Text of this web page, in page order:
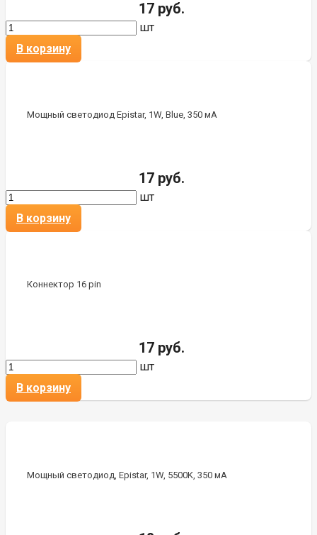
17 руб.
шт
В корзину
Мощный светодиод Epistar, 1W, Blue, 350 мА
17 руб.
шт
В корзину
Коннектор 16 pin
17 руб.
шт
В корзину
Мощный светодиод, Epistar, 1W, 5500K, 350 мА